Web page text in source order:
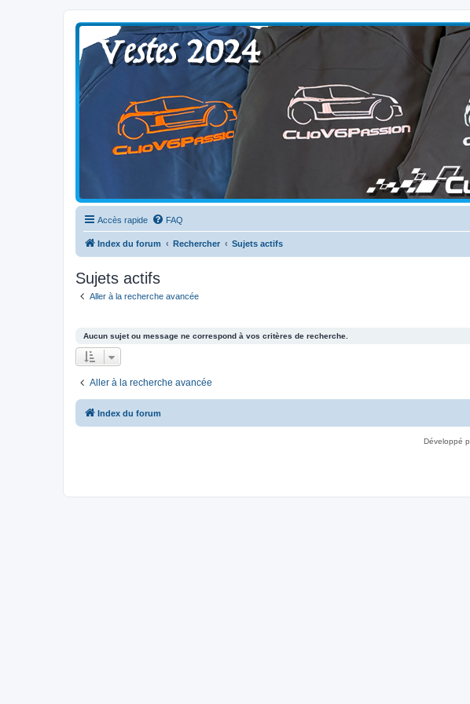
Clio V6 Passion
Le site français des passionnés de Clio V6
Accès rapide FAQ
Index du forum Rechercher Sujets actifs
Sujets actifs
Aller à la recherche avancée
Aucun sujet ou message ne correspond à vos critères de recherche.
Aller à la recherche avancée
Index du forum
Développé